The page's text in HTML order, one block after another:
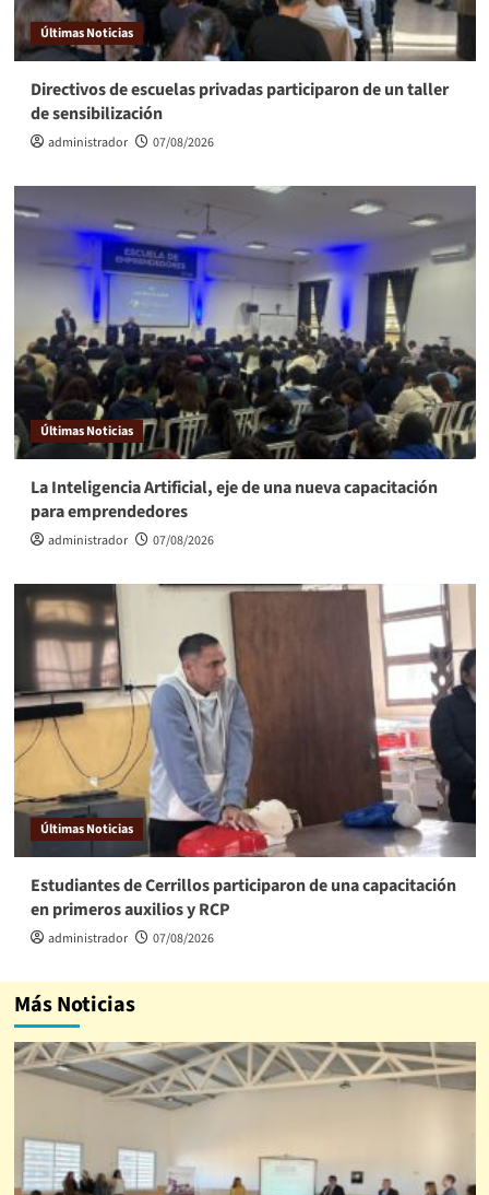
Últimas Noticias
Directivos de escuelas privadas participaron de un taller
de sensibilización
administrador 07/08/2026
Últimas Noticias
La Inteligencia Artificial, eje de una nueva capacitación
para emprendedores
administrador 07/08/2026
Últimas Noticias
Estudiantes de Cerrillos participaron de una capacitación
en primeros auxilios y RCP
administrador 07/08/2026
Más Noticias